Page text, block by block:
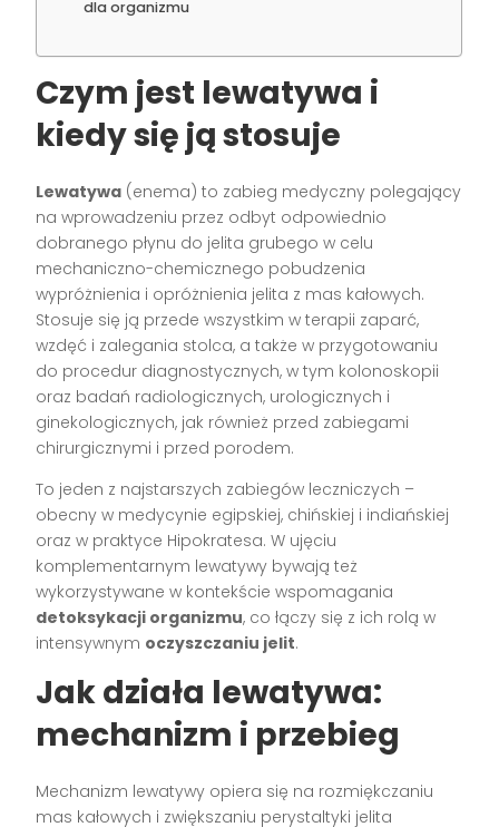
dla organizmu
Czym jest lewatywa i
kiedy się ją stosuje
Lewatywa (enema) to zabieg medyczny polegający
na wprowadzeniu przez odbyt odpowiednio
dobranego płynu do jelita grubego w celu
mechaniczno-chemicznego pobudzenia
wypróżnienia i opróżnienia jelita z mas kałowych.
Stosuje się ją przede wszystkim w terapii zaparć,
wzdęć i zalegania stolca, a także w przygotowaniu
do procedur diagnostycznych, w tym kolonoskopii
oraz badań radiologicznych, urologicznych i
ginekologicznych, jak również przed zabiegami
chirurgicznymi i przed porodem.
To jeden z najstarszych zabiegów leczniczych –
obecny w medycynie egipskiej, chińskiej i indiańskiej
oraz w praktyce Hipokratesa. W ujęciu
komplementarnym lewatywy bywają też
wykorzystywane w kontekście wspomagania
detoksykacji organizmu, co łączy się z ich rolą w
intensywnym oczyszczaniu jelit.
Jak działa lewatywa:
mechanizm i przebieg
Mechanizm lewatywy opiera się na rozmiękczaniu
mas kałowych i zwiększaniu perystaltyki jelita